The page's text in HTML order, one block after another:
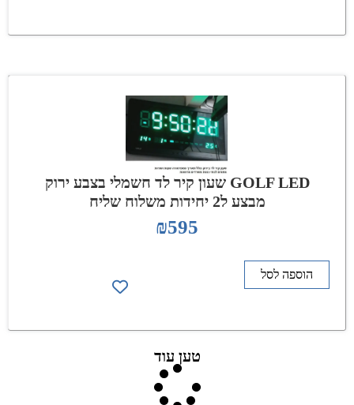
GOLF LED שעון קיר לד חשמלי בצבע ירוק
מבצע ל2 יחידות משלוח שליח
₪595
הוספה לסל
טען עוד